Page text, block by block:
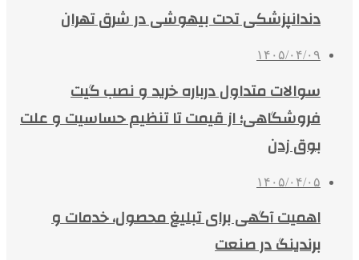
دندانپزشکی تحت بیهوشی در شرق تهران
۱۴۰۵/۰۴/۰۹
سوالات متداول درباره خرید و نصب گیت
فروشگاهی؛ از قیمت تا تنظیم حساسیت و علت
بوق زدن
۱۴۰۵/۰۴/۰۵
اهمیت آگهی برای تبلیغ محصول، خدمات و
برندینگ در صنعت